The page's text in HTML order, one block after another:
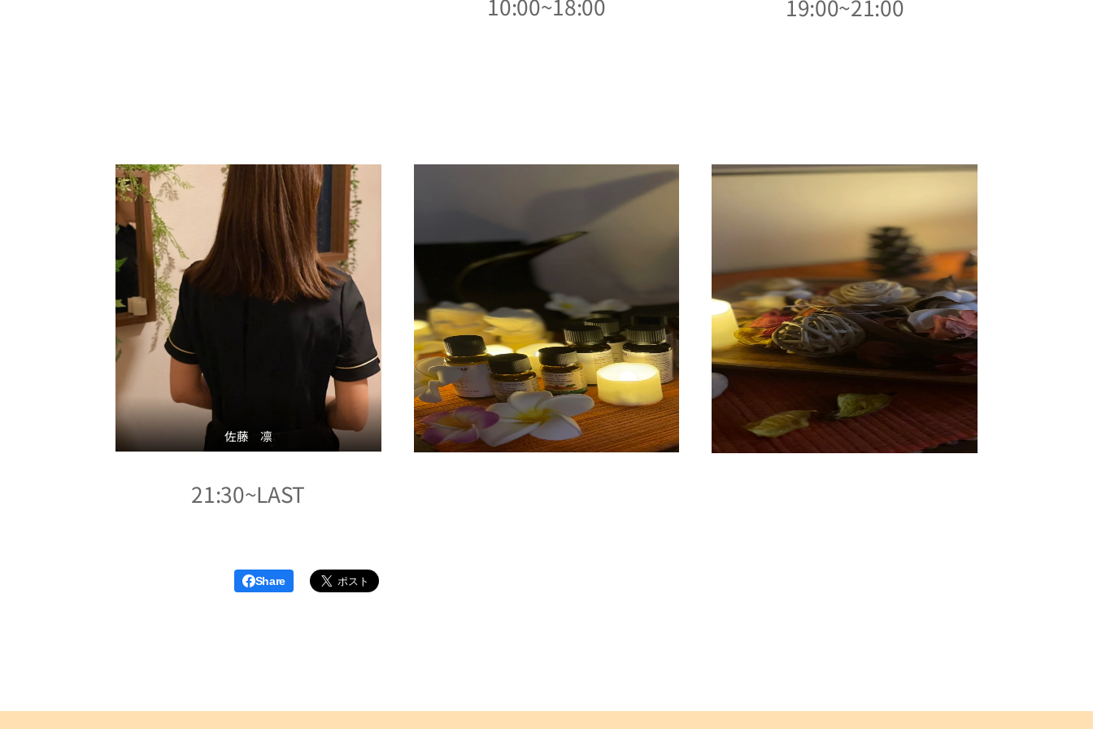
10:00~18:00 19:00~21:00
佐藤 凛
21:30~LAST
Share